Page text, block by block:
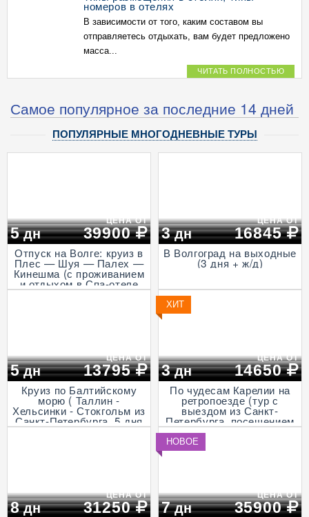
номеров в отелях
В зависимости от того, каким составом вы
отправляетесь отдыхать, вам будет предложено
масса...
ЧИТАТЬ ПОЛНОСТЬЮ
Самое популярное за последние 14 дней
ПОПУЛЯРНЫЕ МНОГОДНЕВНЫЕ ТУРЫ
5дн
ЦЕНА ОТ
39900
Отпуск на Волге: круиз в
Плес — Шуя — Палех —
Кинешма (с проживанием
и отдыхом в Спа-отеле
Волга, проезд на
3дн
ЦЕНА ОТ
16845
В Волгоград на выходные
(3 дня + ж/д)
5дн
ЦЕНА ОТ
13795
Круиз по Балтийскому
морю ( Таллин -
Хельсинки - Стокгольм из
Санкт-Петербурга, 5 дня
+ ж/д)
ХИТ
3дн
ЦЕНА ОТ
14650
По чудесам Карелии на
ретропоезде (тур с
выездом из Санкт-
Петербурга, посещением
музея живой истории и
деревни викингов -
"Бастiонъ", экскурсией в
апрель - октябрь)
8дн
ЦЕНА ОТ
31250
НОВОЕ
7дн
ЦЕНА ОТ
35900